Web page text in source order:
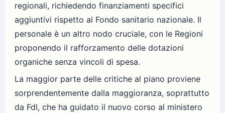
regionali, richiedendo finanziamenti specifici
aggiuntivi rispetto al Fondo sanitario nazionale. Il
personale è un altro nodo cruciale, con le Regioni
proponendo il rafforzamento delle dotazioni
organiche senza vincoli di spesa.
La maggior parte delle critiche al piano proviene
sorprendentemente dalla maggioranza, soprattutto
da FdI, che ha guidato il nuovo corso al ministero